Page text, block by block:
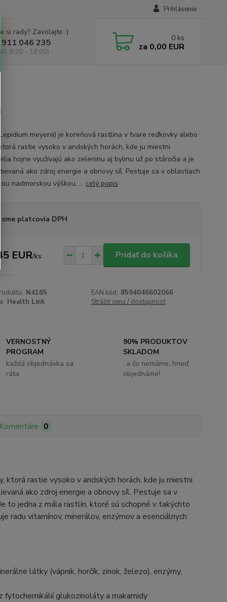
Prihlásenie
si rady? Zavolajte :)
911 046 235
8:00 - 18:00)
0 ks
za 0,00 EUR
meyenii) je koreňová rastlina v tvare reďkovky alebo
ktorá rastie vysoko v andských horách, kde ju miestni
hojne využívajú ako zeleninu aj bylinu už po stáročia a je
ako zdroj energie a obnovy síl. Pestuje sa v oblastiach
nadmorskou výškou, ... celý popis
sme platcovia DPH
EUR/ks Pridať do košíka
N4185 EAN kód: 8594046602066
Health Link Strážiť cenu / dostupnosť
VERNOSTNÝ
PROGRAM
každá objednávka sa
ráta
90% PRODUKTOV
SKLADOM
..a čo nemáme, hneď
objednáme!
Komentáre 0
rastie vysoko v andských horách, kde ju miestni
ako zdroj energie a obnovy síl. Pestuje sa v
to jedna z mála rastlín, ktoré sú schopné v takýchto
radu vitamínov, minerálov, enzýmov a esenciálnych
látky (vápnik, horčík, zinok, železo), enzýmy,
fytochemikálií glukozinoláty a makamidy